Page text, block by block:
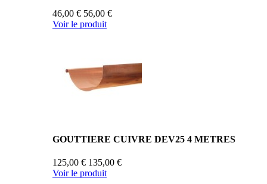
46,00 € 56,00 €
Voir le produit
GOUTTIERE CUIVRE DEV25 4 METRES
125,00 € 135,00 €
Voir le produit